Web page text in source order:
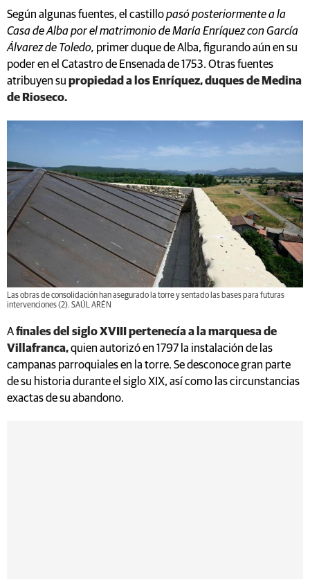
Según algunas fuentes, el castillopasó posteriormente a la
Casa de Alba por el matrimonio de María Enríquez con García
Álvarez de Toledo, primer duque de Alba, figurando aún en su
poder en el Catastro de Ensenada de 1753. Otras fuentes
atribuyen su propiedad a los Enríquez, duques de Medina
de Rioseco.
Las obras de consolidación han asegurado la torre y sentado las bases para futuras
intervenciones (2). SAÚL ARÉN
Afinales del siglo XVIII pertenecía a la marquesa de
Villafranca,quien autorizó en 1797 la instalación de las
campanas parroquiales en la torre. Se desconoce gran parte
de su historia durante el siglo XIX, así como las circunstancias
exactas de su abandono.